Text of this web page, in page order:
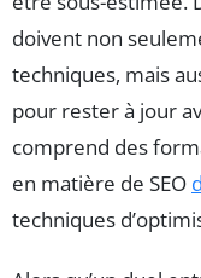
doivent non
techniques, mais
pour rester à jour
comprend des
en matière de SEO
techniques